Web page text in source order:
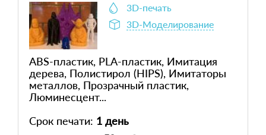
3D-печать
3D-Моделирование
ABS-пластик, PLA-пластик, Имитация
дерева, Полистирол (HIPS), Имитаторы
металлов, Прозрачный пластик,
Люминесцент...
Срок печати: 1 день